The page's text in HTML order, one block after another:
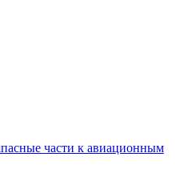
части к авиационным